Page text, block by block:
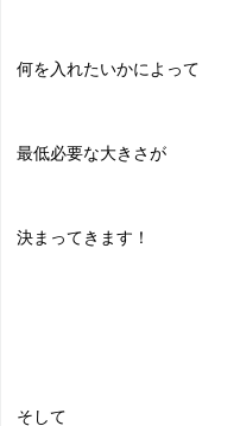
何を入れたいかによって
最低必要な大きさが
決まってきます！
そして